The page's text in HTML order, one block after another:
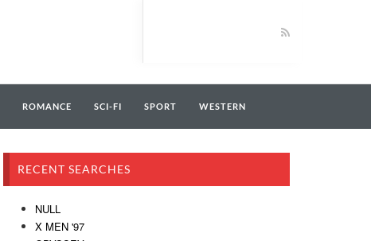
ROMANCE SCI-FI SPORT WESTERN
RECENT SEARCHES
NULL
X MEN '97